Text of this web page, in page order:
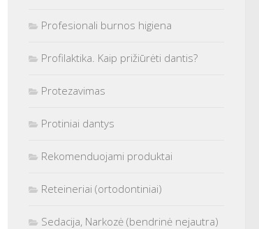
Profesionali burnos higiena
Profilaktika. Kaip prižiūrėti dantis?
Protezavimas
Protiniai dantys
Rekomenduojami produktai
Reteineriai (ortodontiniai)
Sedacija, Narkozė (bendrinė nejautra)